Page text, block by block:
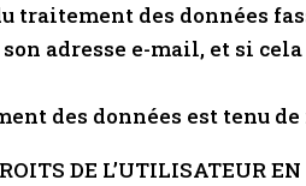
traitement des données
adresse e-mail, et si
des données est tenu
DE L’UTILISATEUR